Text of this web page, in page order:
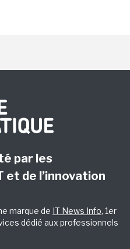
par les
et de l’innovation
marque de IT News Info, 1er
dédié aux professionnels